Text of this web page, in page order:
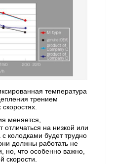
температура
трением
меняется,
отличаться на низкой или
с колодками будет трудно
должны работать не
но, что особенно важно,
скорости.